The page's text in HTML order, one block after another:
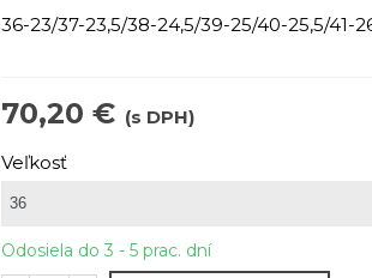
36-23/37-23,5/38-24,5/39-25/40-25,5/41-
70,20 € (s DPH)
Veľkosť
Odosiela do 3 - 5 prac. dní